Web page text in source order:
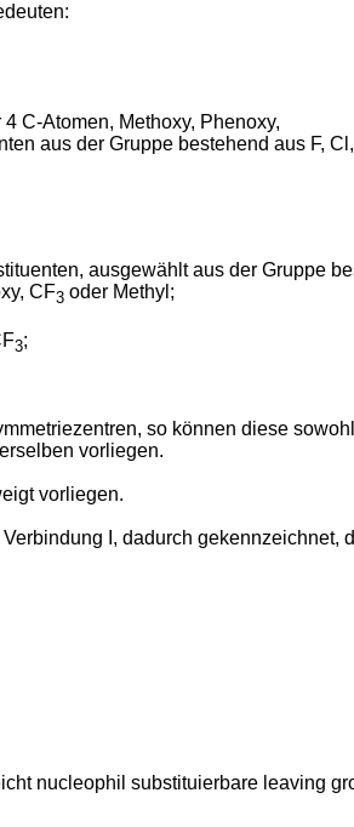
C-Atomen, Methoxy, Phenoxy,
der Gruppe bestehend aus F, Cl,
ausgewählt aus der Gruppe
CF3 oder Methyl;
3;
so können diese
vorliegen.
vorliegen.
I, dadurch gekennzeichnet,
nucleophil substituierbare leaving